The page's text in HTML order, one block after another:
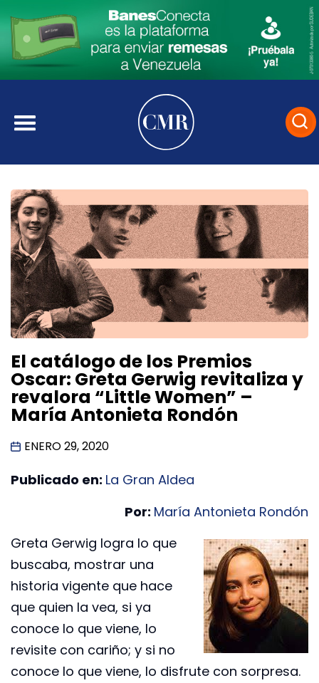
El catálogo de los Premios
Oscar: Greta Gerwig revitaliza y
revalora “Little Women” –
María Antonieta Rondón
ENERO 29, 2020
Publicado en: La Gran Aldea
Por: María Antonieta Rondón
Greta Gerwig logra lo que
buscaba, mostrar una
historia vigente que hace
que quien la vea, si ya
conoce lo que viene, lo
revisite con cariño; y si no
conoce lo que viene, lo disfrute con sorpresa.